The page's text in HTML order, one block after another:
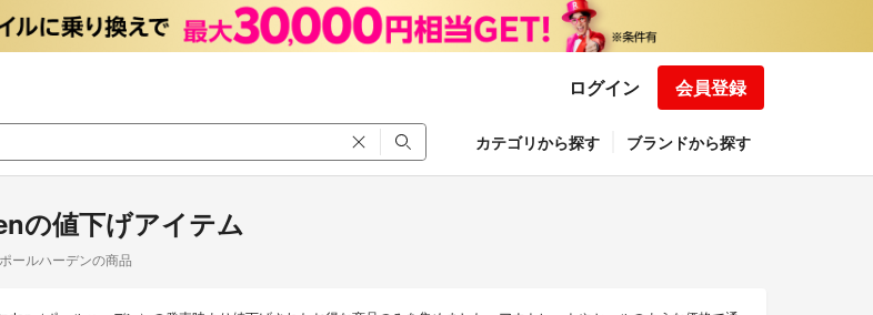
ログイン 会員登録
カテゴリから探す ブランドから探す
の値下げアイテム
ールハーデンの商品